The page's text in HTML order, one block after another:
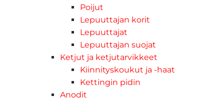
Poijut
Lepuuttajan korit
Lepuuttajat
Lepuuttajan suojat
Ketjut ja ketjutarvikkeet
Kiinnityskoukut ja -haat
Kettingin pidin
Anodit